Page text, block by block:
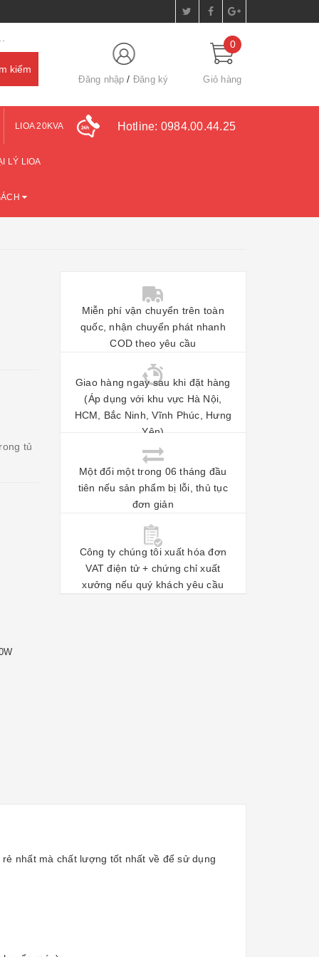
Đăng nhập Đăng ký
0
Giỏ hàng
LIOA 20KVA
LÝ LIOA
Hotline: 0984.00.44.25
tủ
Miễn phí vận chuyển trên toàn
quốc, nhận chuyển phát nhanh
COD theo yêu cầu
Giao hàng ngay sau khi đặt hàng
(Áp dụng với khu vực Hà Nội,
HCM, Bắc Ninh, Vĩnh Phúc, Hưng
Yên)
Một đổi một trong 06 tháng đầu
tiên nếu sản phẩm bị lỗi, thủ tục
đơn giản
Công ty chúng tôi xuất hóa đơn
VAT điện tử + chứng chỉ xuất
xưởng nếu quý khách yêu cầu
nhất mà chất lượng tốt nhất về để sử dụng